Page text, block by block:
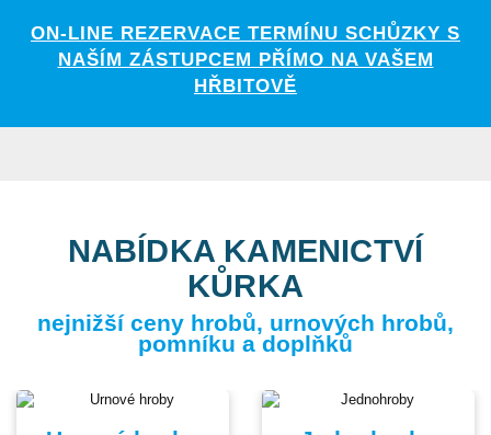
ON-LINE REZERVACE TERMÍNU SCHŮZKY S
NAŠÍM ZÁSTUPCEM PŘÍMO NA VAŠEM
HŘBITOVĚ
NABÍDKA KAMENICTVÍ
KŮRKA
nejnižší ceny hrobů, urnových hrobů,
pomníku a doplňků